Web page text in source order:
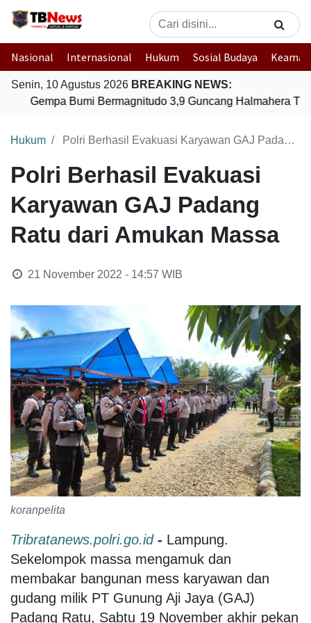
Nasional Internasional Hukum Sosial Budaya
Senin, 10 Agustus 2026 BREAKING NEWS:
Gempa Bumi Bermagnitudo 3,9 Guncang Halmahera
Hukum Polri Berhasil Evakuasi Karyawan GAJ Padang Ratu dari Amukan Massa
Polri Berhasil Evakuasi
Karyawan GAJ Padang
Ratu dari Amukan Massa
21 November 2022 - 14:57 WIB
koranpelita
Tribratanews.polri.go.id- Lampung.
Sekelompok massa mengamuk dan
membakar bangunan mess karyawan dan
gudang milik PT Gunung Aji Jaya (GAJ)
Padang Ratu, Sabtu 19 November akhir pekan